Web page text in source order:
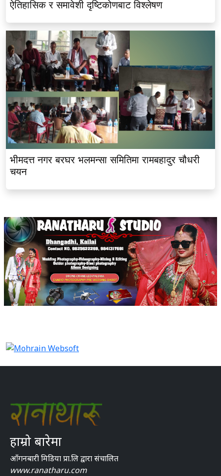
ऐतिहासिक र समावेशी दृष्टिकोणबाट विश्लेषण
भीमदत्त नगर बरघर भलमन्सा समितिमा रामबहादुर चौधरी
चयन
हाम्रो बारेमा
आँगनबारी मिडिया प्रा.लि द्वारा संचालित
www.ranatharu.com